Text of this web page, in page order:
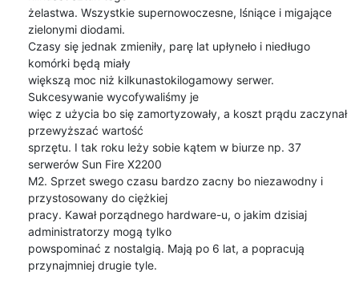
żelastwa. Wszystkie supernowoczesne, lśniące i migające
zielonymi diodami.
Czasy się jednak zmieniły, parę lat upłyneło i niedługo
komórki będą miały
większą moc niż kilkunastokilogamowy serwer.
Sukcesywanie wycofywaliśmy je
więc z użycia bo się zamortyzowały, a koszt prądu zaczynał
przewyższać wartość
sprzętu. I tak roku leży sobie kątem w biurze np. 37
serwerów Sun Fire X2200
M2. Sprzet swego czasu bardzo zacny bo niezawodny i
przystosowany do ciężkiej
pracy. Kawał porządnego hardware-u, o jakim dzisiaj
administratorzy mogą tylko
powspominać z nostalgią. Mają po 6 lat, a popracują
przynajmniej drugie tyle.